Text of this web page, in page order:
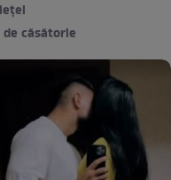
căsătorie